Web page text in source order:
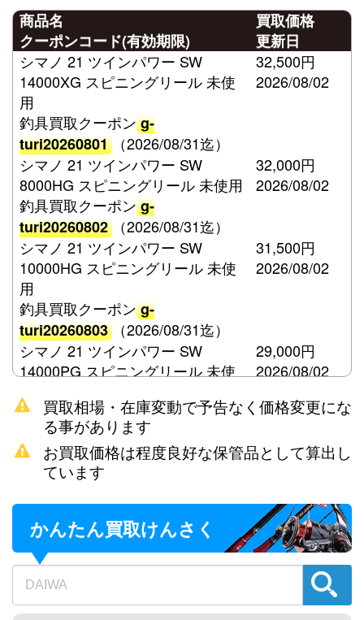
商品名
クーポンコード(有効期限)
買取価格
更新日
シマノ 21 ツインパワー SW
14000XG スピニングリール 未使
用
釣具買取クーポン g-
turi20260801
（2026/08/31迄）
32,500円
2026/08/02
シマノ 21 ツインパワー SW
8000HG スピニングリール 未使用
釣具買取クーポン g-
turi20260802
（2026/08/31迄）
32,000円
2026/08/02
シマノ 21 ツインパワー SW
10000HG スピニングリール 未使
用
釣具買取クーポン g-
turi20260803
（2026/08/31迄）
31,500円
2026/08/02
シマノ 21 ツインパワー SW
14000PG スピニングリール 未使
釣具買取クーポンg-
turi20260804 （2026/08/31迄）
29,000円
2026/08/02
シマノ 15 ツインパワー SW
8000HG スピニングリール 未使用
turi20260805（2026/08/31迄）
21,000円
ダイワ 荒法師 21尺 へら竿 未使用
釣具買取クーポンg-
turi20260806
57,500円
2026/08/02
ダイワ 荒法師 武天K 18尺 へら竿
48,000円
買取相場・在庫変動で予告なく価格変更にな
る事があります
お買取価格は程度良好な保管品として算出し
ています
かんたん買取けんさく